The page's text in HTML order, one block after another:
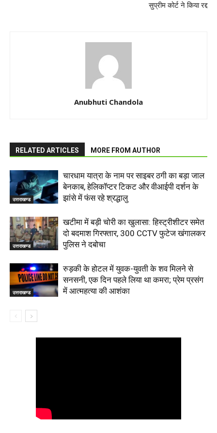
सुप्रीम कोर्ट ने किया रद्द
Anubhuti Chandola
RELATED ARTICLES MORE FROM AUTHOR
उत्तराखण्ड
चारधाम यात्रा के नाम पर साइबर ठगी का बड़ा जाल
बेनकाब, हेलिकॉप्टर टिकट और वीआईपी दर्शन के
झांसे में फंस रहे श्रद्धालु
उत्तराखण्ड
खटीमा में बड़ी चोरी का खुलासा: हिस्ट्रीशीटर समेत
दो बदमाश गिरफ्तार, 300 CCTV फुटेज खंगालकर
पुलिस ने दबोचा
उत्तराखण्ड
रुड़की के होटल में युवक-युवती के शव मिलने से
सनसनी, एक दिन पहले लिया था कमरा; प्रेम प्रसंग
में आत्महत्या की आशंका